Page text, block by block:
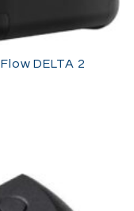
DELTA 2